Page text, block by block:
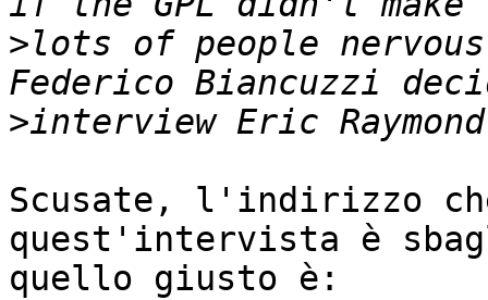
>lots of people
>
Scusate, l'indirizzo
quest'intervista è
quello giusto è: